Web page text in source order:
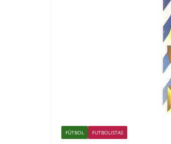
FÚTBOL FUTBOLISTAS